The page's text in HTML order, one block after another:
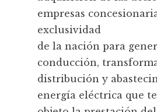
empresas
exclusividad
de la nación para
conducción,
distribución y
energía eléctrica que